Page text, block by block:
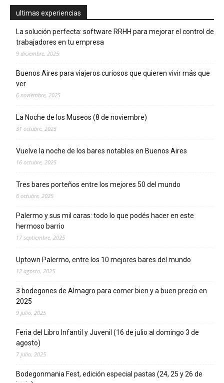
ultimas experiencias
La solución perfecta: software RRHH para mejorar el control de
trabajadores en tu empresa
9 diciembre, 2025
Buenos Aires para viajeros curiosos que quieren vivir más que
ver
6 noviembre, 2025
La Noche de los Museos (8 de noviembre)
31 octubre, 2025
Vuelve la noche de los bares notables en Buenos Aires
16 octubre, 2025
Tres bares porteños entre los mejores 50 del mundo
6 octubre, 2025
Palermo y sus mil caras: todo lo que podés hacer en este
hermoso barrio
17 septiembre, 2025
Uptown Palermo, entre los 10 mejores bares del mundo
12 agosto, 2025
3 bodegones de Almagro para comer bien y a buen precio en
2025
9 julio, 2025
Feria del Libro Infantil y Juvenil (16 de julio al domingo 3 de
agosto)
7 julio, 2025
Bodegonmania Fest, edición especial pastas (24, 25 y 26 de